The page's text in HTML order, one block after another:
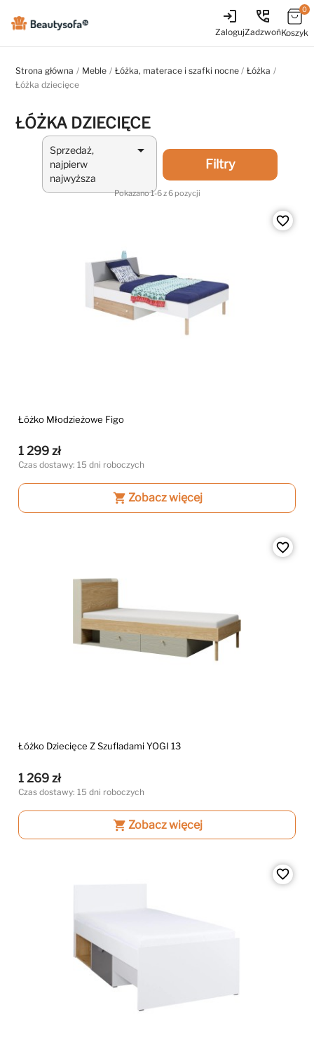
login
Zaloguj
perm_phone_msg
Zadzwoń
0
Koszyk
Strona główna Meble Łóżka, materace i szafki nocne
Łóżka
Łóżka dziecięce
ŁÓŻKA DZIECIĘCE
Sprzedaż,
najpierw
najwyższa

Filtry
Pokazano 1-6 z 6 pozycji
favorite_border
Łóżko Młodzieżowe Figo
1 299 zł
Czas dostawy: 15 dni roboczych
shopping_cart Zobacz więcej
favorite_border
Łóżko Dziecięce Z Szufladami YOGI 13
1 269 zł
Czas dostawy: 15 dni roboczych
shopping_cart Zobacz więcej
favorite_border